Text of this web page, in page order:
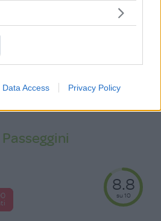
usage behaviour. You may click to
purposes in below Google
Data Access Privacy Policy
8.8
su 10